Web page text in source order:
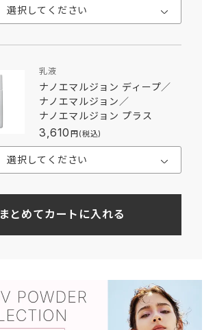
乳液
ナノエマルジョン ディープ／
ナノエマルジョン／
ナノエマルジョン プラス
3,610 円(税込)
まとめてカートに入れる